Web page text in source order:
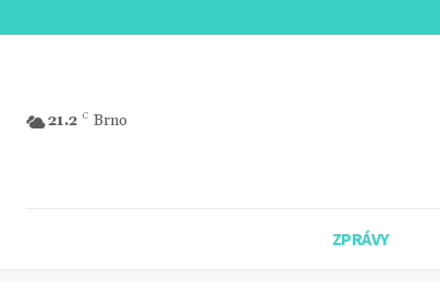
21.2 C Brno
ZPRÁVY